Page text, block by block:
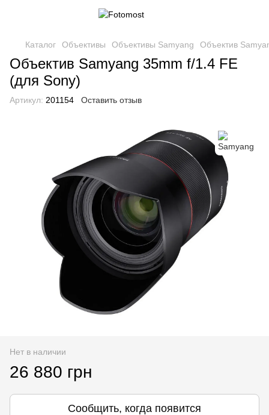
Каталог Объективы Объективы Samyang Объектив
Объектив Samyang 35mm f/1.4 FE
(для Sony)
Артикул: 201154 Оставить отзыв
Нет в наличии
26 880 грн
Сообщить, когда появится